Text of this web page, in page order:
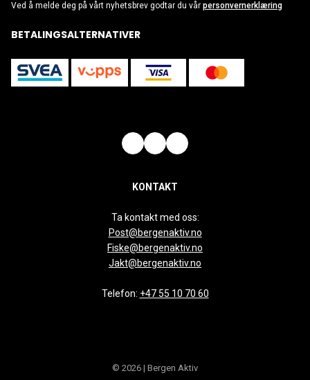
Ved å melde deg på vårt nyhetsbrev godtar du vår personvernerklæring
BETALINGSALTERNATIVER
KONTAKT
Ta kontakt med oss:
Post@bergenaktiv.no
Fiske@bergenaktiv.no
Jakt@bergenaktiv.no
Telefon: +47 55 10 70 60
© 2026 | Bergen Aktiv